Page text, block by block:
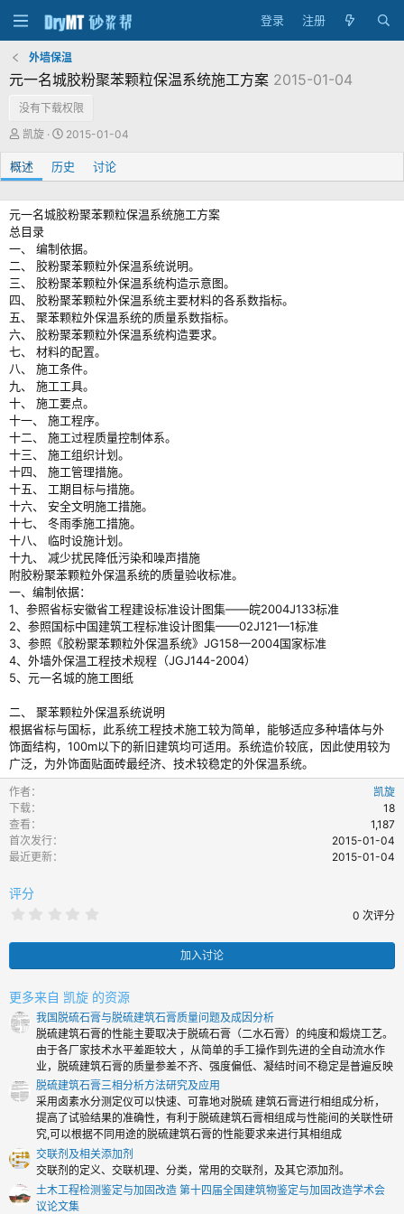
登录 注册
外墙保温
元一名城胶粉聚苯颗粒保温系统施工方案 2015-01-04
没有下载权限
作
凯旋
创
日
期
2015-01-04
概述 历史 讨论
元一名城胶粉聚苯颗粒保温系统施工方案
总目录
一、 编制依据。
二、 胶粉聚苯颗粒外保温系统说明。
三、 胶粉聚苯颗粒外保温系统构造示意图。
四、 胶粉聚苯颗粒外保温系统主要材料的各系数指标。
五、 聚苯颗粒外保温系统的质量系数指标。
六、 胶粉聚苯颗粒外保温系统构造要求。
七、 材料的配置。
八、 施工条件。
九、 施工工具。
十、 施工要点。
十一、 施工程序。
十二、 施工过程质量控制体系。
十三、 施工组织计划。
十四、 施工管理措施。
十五、 工期目标与措施。
十六、 安全文明施工措施。
十七、 冬雨季施工措施。
十八、 临时设施计划。
十九、 减少扰民降低污染和噪声措施
附胶粉聚苯颗粒外保温系统的质量验收标准。
一、编制依据：
1、参照省标安徽省工程建设标准设计图集——皖2004J133标准
2、参照国标中国建筑工程标准设计图集——02J121—1标准
3、参照《胶粉聚苯颗粒外保温系统》JG158—2004国家标准
4、外墙外保温工程技术规程（JGJ144-2004）
5、元一名城的施工图纸
二、 聚苯颗粒外保温系统说明
根据省标与国标，此系统工程技术施工较为简单，能够适应多种墙体与外
饰面结构，100m以下的新旧建筑均可适用。系统造价较底，因此使用较为
广泛，为外饰面贴面砖最经济、技术较稳定的外保温系统。
作者
凯旋
下载
18
查看
1,187
首次发行
2015-01-04
最近更新
2015-01-04
评分
0 次评分
加入讨论
更多来自 凯旋 的资源
我国脱硫石膏与脱硫建筑石膏质量问题及成因分析
脱硫建筑石膏的性能主要取决于脱硫石膏（二水石膏）的纯度和煅烧工艺。
由于各厂家技术水平差距较大 ，从简单的手工操作到先进的全自动流水作
业，脱硫建筑石膏的质量参差不齐、强度偏低、凝结时间不稳定是普遍反映
脱硫建筑石膏三相分析方法研究及应用
采用卤素水分测定仪可以快速、可靠地对脱硫 建筑石膏进行相组成分析，
提高了试验结果的准确性，有利于脱硫建筑石膏相组成与性能间的关联性研
究,可以根据不同用途的脱硫建筑石膏的性能要求来进行其相组成
交联剂及相关添加剂
交联剂的定义、交联机理、分类，常用的交联剂，及其它添加剂。
土木工程检测鉴定与加固改造 第十四届全国建筑物鉴定与加固改造学术会
议论文集